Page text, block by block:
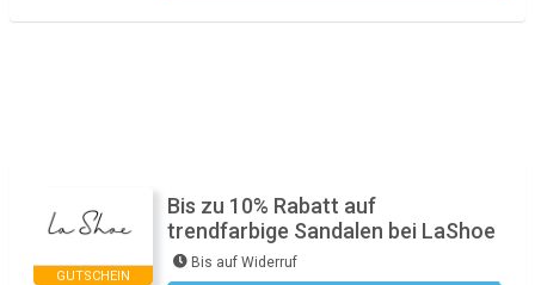
GUTSCHEIN
Bis zu 10% Rabatt auf
trendfarbige Sandalen bei LaShoe
Bis auf Widerruf